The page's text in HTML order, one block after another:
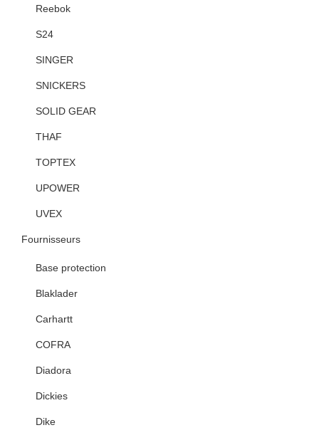
Reebok
S24
SINGER
SNICKERS
SOLID GEAR
THAF
TOPTEX
UPOWER
UVEX
Fournisseurs
Base protection
Blaklader
Carhartt
COFRA
Diadora
Dickies
Dike